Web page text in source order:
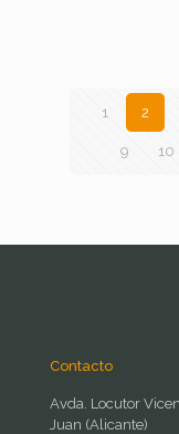
1 2
9 10
Contacto
Avda. Locutor
Juan (Alicante)